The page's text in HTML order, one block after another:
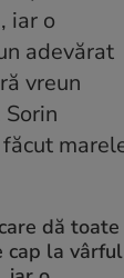
dă toate
cap la vârful